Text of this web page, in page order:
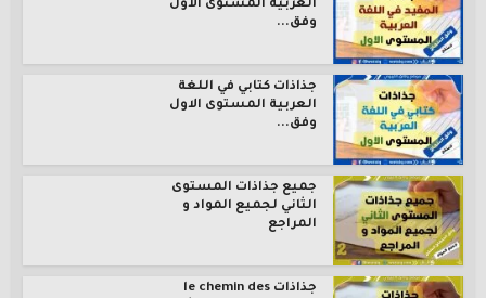
العربية المستوى الاول
وفق...
جذاذات كتابي في اللغة
العربية المستوى الاول
وفق...
جميع جذاذات المستوى
الثاني لجميع المواد و
المراجع
جذاذات le chemin des